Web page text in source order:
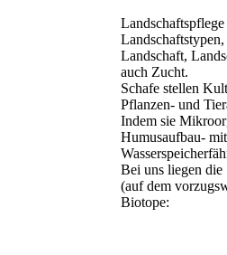
Landschaft,
auch Zucht.
Schafe stellen
Pflanzen- und
Indem sie
Humusaufbau-
Bei uns liegen
(auf dem
Biotope: